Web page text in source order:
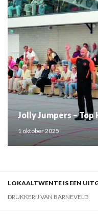
Jolly Jumpers – Top
1 oktober 2025
LOKAALTWENTE IS EEN
DRUKKERIJ VAN BARNEVELD